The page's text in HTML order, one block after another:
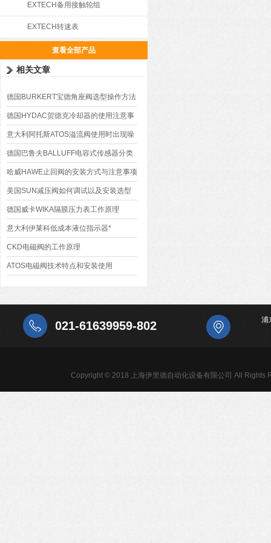
EXTECH备用接触轮组
EXTECH转速表
查看全部产品
相关文章
德国BURKERT宝德角座阀选型操作方法
德国HYDAC贺德克冷却器的使用注意事
项
意大利阿托斯ATOS溢流阀使用时出现噪
音的原因
德国巴鲁夫BALLUFF电容式传感器分类
和应用
哈威HAWE止回阀的安装方式与注意事项
美国SUN减压阀如何调试以及安装选型
德国威卡WIKA隔膜压力表工作原理
意大利伊莱科低成本液位指示器*
CKD电磁阀的工作原理
ATOS电磁阀技术特点和安装使用
021-61639959-802 浦
Copyright © 2018 上海伊里德自动化设备有限公司 All Rights